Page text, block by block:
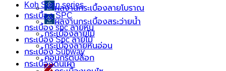
ผลงานกระเบื้องลายโบราณ
ผลงานกระเบื้องสระว่ายนํ้า
กระเบื้องลายไม้
กระเบื้องลายหินอ่อน
คอนกรีตบล็อก
Koh Surin series
กระเบื้อง SPC
กระเบื้อง spc ลายหิน
กระเบื้อง Spc ลายไม้
กระเบื้อง Subway
กระเบื้องดินเผา